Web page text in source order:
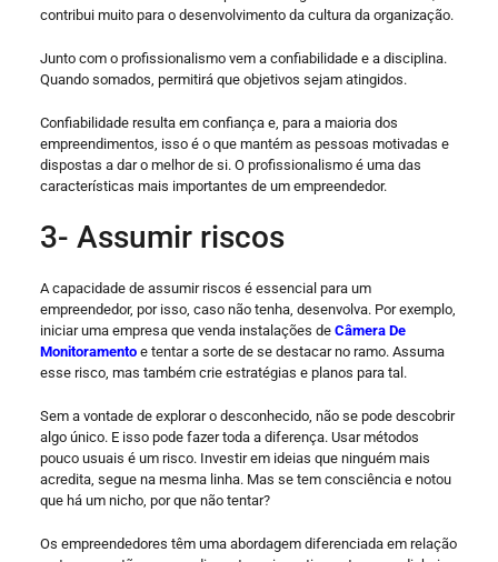
contribui muito para o desenvolvimento da cultura da organização.
Junto com o profissionalismo vem a confiabilidade e a disciplina.
Quando somados, permitirá que objetivos sejam atingidos.
Confiabilidade resulta em confiança e, para a maioria dos
empreendimentos, isso é o que mantém as pessoas motivadas e
dispostas a dar o melhor de si. O profissionalismo é uma das
características mais importantes de um empreendedor.
3- Assumir riscos
A capacidade de assumir riscos é essencial para um
empreendedor, por isso, caso não tenha, desenvolva. Por exemplo,
iniciar uma empresa que venda instalações de Câmera De
Monitoramentoe tentar a sorte de se destacar no ramo. Assuma
esse risco, mas também crie estratégias e planos para tal.
Sem a vontade de explorar o desconhecido, não se pode descobrir
algo único. E isso pode fazer toda a diferença. Usar métodos
pouco usuais é um risco. Investir em ideias que ninguém mais
acredita, segue na mesma linha. Mas se tem consciência e notou
que há um nicho, por que não tentar?
Os empreendedores têm uma abordagem diferenciada em relação